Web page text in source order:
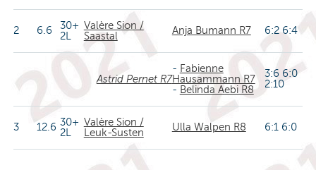
2 6.6
30+
2L
Valère Sion /
Saastal
Anja Bumann R7 6:2 6:4
Astrid Pernet R7
- Fabienne
Hausammann R7
- Belinda Aebi R8
3:6 6:0
2:10
3 12.6 30+
2L
Valère Sion /
Leuk-Susten
Ulla Walpen R8 6:1 6:0